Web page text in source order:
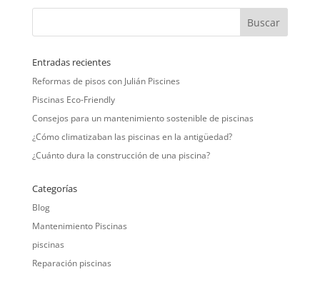
Entradas recientes
Reformas de pisos con Julián Piscines
Piscinas Eco-Friendly
Consejos para un mantenimiento sostenible de piscinas
¿Cómo climatizaban las piscinas en la antigüedad?
¿Cuánto dura la construcción de una piscina?
Categorías
Blog
Mantenimiento Piscinas
piscinas
Reparación piscinas